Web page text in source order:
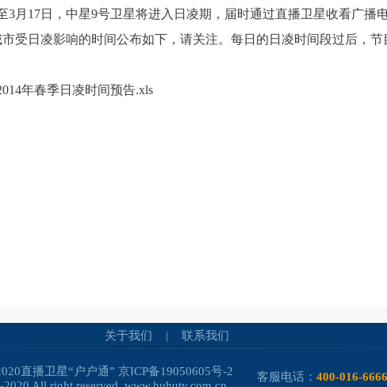
17日，中星9号卫星将进入日凌期，届时通过直播卫星收看广播
受日凌影响的时间公布如下，请关注。每日的日凌时间段过后，
年春季日凌时间预告.xls
关于我们 | 联系我们
直播卫星“户户通” 京ICP备19050605号-2
客服电话： 400-016-6666